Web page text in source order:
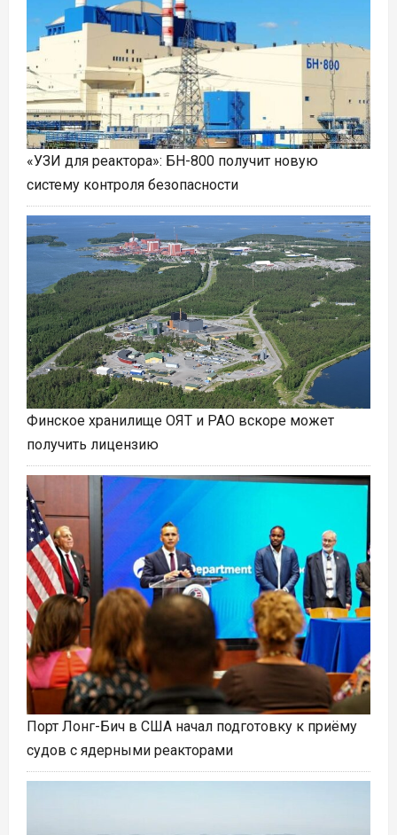
«УЗИ для реактора»: БН-800 получит новую
систему контроля безопасности
Финское хранилище ОЯТ и РАО вскоре может
получить лицензию
Порт Лонг-Бич в США начал подготовку к приёму
судов с ядерными реакторами